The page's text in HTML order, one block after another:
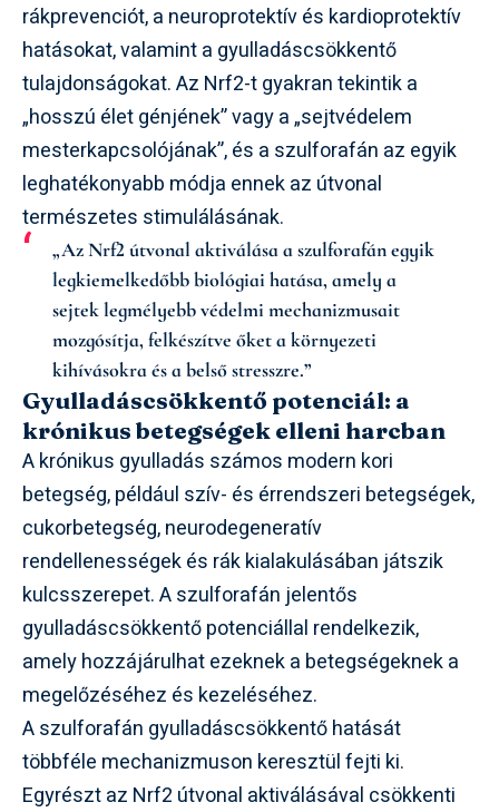
rákprevenciót, a neuroprotektív és kardioprotektív
hatásokat, valamint a gyulladáscsökkentő
tulajdonságokat. Az Nrf2-t gyakran tekintik a
„hosszú élet génjének” vagy a „sejtvédelem
mesterkapcsolójának”, és a szulforafán az egyik
leghatékonyabb módja ennek az útvonal
természetes stimulálásának.
„Az Nrf2 útvonal aktiválása a szulforafán egyik
legkiemelkedőbb biológiai hatása, amely a
sejtek legmélyebb védelmi mechanizmusait
mozgósítja, felkészítve őket a környezeti
kihívásokra és a belső stresszre.”
Gyulladáscsökkentő potenciál: a
krónikus betegségek elleni harcban
A krónikus gyulladás számos modern kori
betegség, például szív- és érrendszeri betegségek,
cukorbetegség, neurodegeneratív
rendellenességek és rák kialakulásában játszik
kulcsszerepet. A szulforafán jelentős
gyulladáscsökkentő potenciállal rendelkezik,
amely hozzájárulhat ezeknek a betegségeknek a
megelőzéséhez és kezeléséhez.
A szulforafán gyulladáscsökkentő hatását
többféle mechanizmuson keresztül fejti ki.
Egyrészt az Nrf2 útvonal aktiválásával csökkenti